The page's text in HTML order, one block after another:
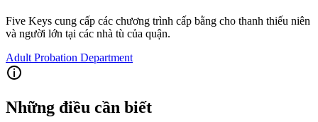
Five Keys cung cấp các chương trình cấp bằng cho thanh thiếu niên
và người lớn tại các nhà tù của quận.
Adult Probation Department
Những điều cần biết